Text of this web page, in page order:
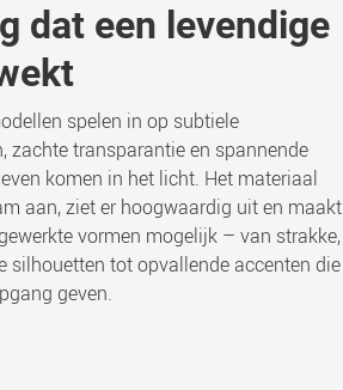
dat een levendige
spelen in op subtiele
zachte transparantie en spannende
komen in het licht. Het materiaal
aan, ziet er hoogwaardig uit en maakt
vormen mogelijk – van strakke,
silhouetten tot opvallende accenten die
geven.